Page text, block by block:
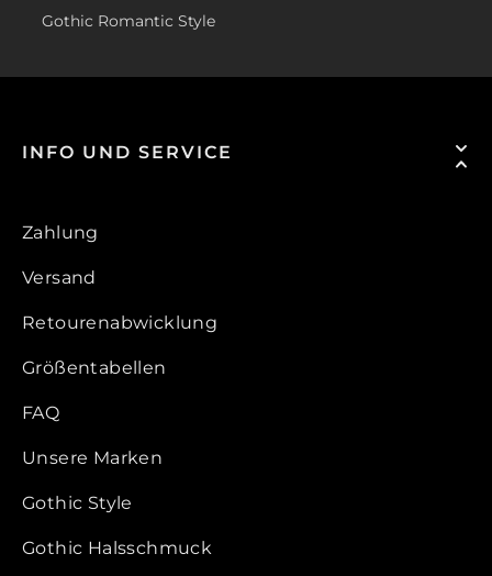
Gothic Romantic Style
INFO UND SERVICE
Zahlung
Versand
Retourenabwicklung
Größentabellen
FAQ
Unsere Marken
Gothic Style
Gothic Halsschmuck